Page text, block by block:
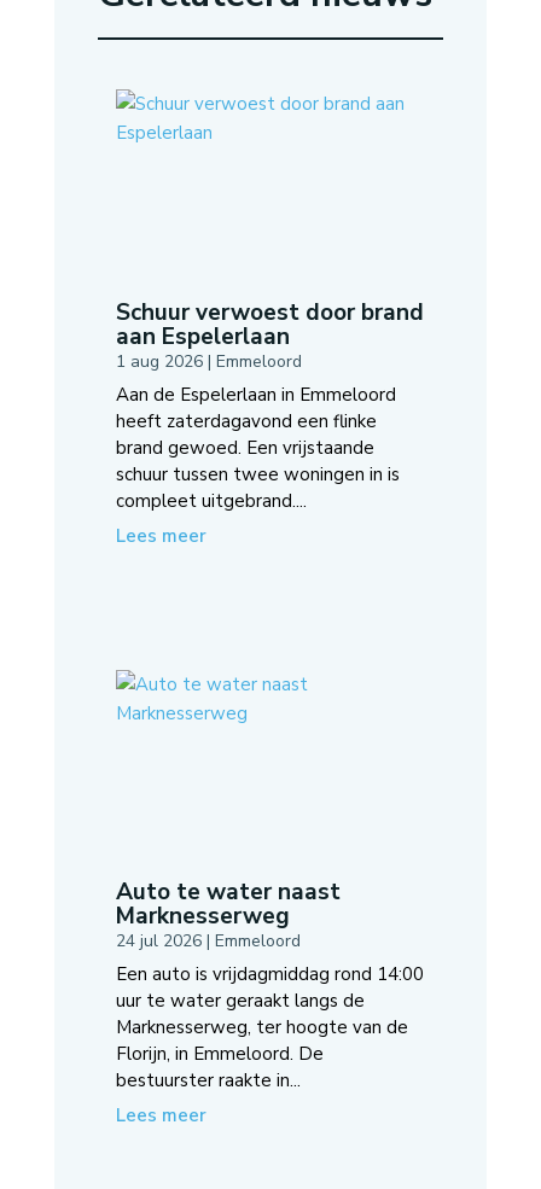
Schuur verwoest door brand
aan Espelerlaan
1 aug 2026| Emmeloord
Aan de Espelerlaan in Emmeloord
heeft zaterdagavond een flinke
brand gewoed. Een vrijstaande
schuur tussen twee woningen in is
compleet uitgebrand....
Lees meer
Auto te water naast
Marknesserweg
24 jul 2026| Emmeloord
Een auto is vrijdagmiddag rond 14:00
uur te water geraakt langs de
Marknesserweg, ter hoogte van de
Florijn, in Emmeloord. De
bestuurster raakte in...
Lees meer